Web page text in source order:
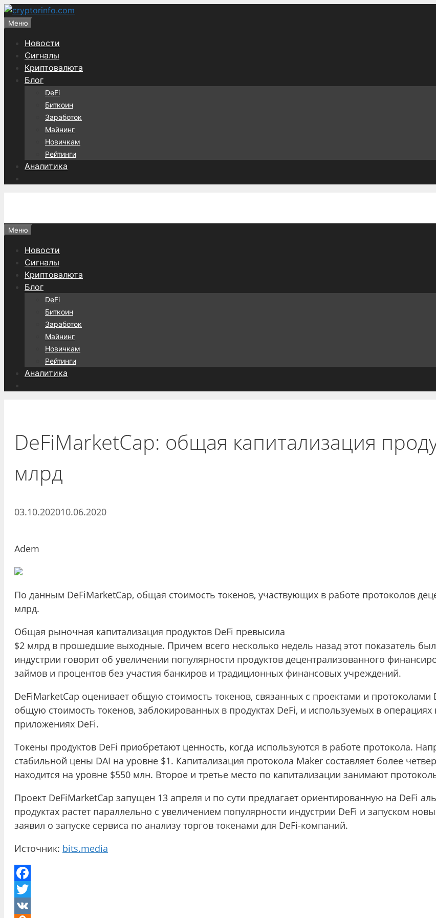
Перейти
Меню
Новости
Сигналы
Криптовалюта
Блог
DeFi
Биткоин
Заработок
Майнинг
Новичкам
Рейтинги
Аналитика
Меню
Новости
Сигналы
Криптовалюта
Блог
DeFi
Биткоин
Заработок
Майнинг
Новичкам
Рейтинги
Аналитика
DeFiMarketCap: общая капитализация
млрд
03.10.202010.06.2020
Adem
По данным DeFiMarketCap, общая стоимость токенов, участвующих в работе протоколов
млрд.
Общая рыночная капитализация продуктов DeFi превысила
$2 млрд в прошедшие выходные. Причем всего несколько недель назад этот показатель
индустрии говорит об увеличении популярности продуктов децентрализованного
займов и процентов без участия банкиров и традиционных финансовых учреждений.
DeFiMarketCap оценивает общую стоимость токенов, связанных с проектами и
общую стоимость токенов, заблокированных в продуктах DeFi, и используемых в
приложениях DeFi.
Токены продуктов DeFi приобретают ценность, когда используются в работе протокола.
стабильной цены DAI на уровне $1. Капитализация протокола Maker составляет более
находится на уровне $550 млн. Второе и третье место по капитализации занимают
Проект DeFiMarketCap запущен 13 апреля и по сути предлагает ориентированную на DeFi
продуктах растет параллельно с увеличением популярности индустрии DeFi и запуском
заявил о запуске сервиса по анализу торгов токенами для DeFi-компаний.
Источник: bits.media
Facebook
Twitter